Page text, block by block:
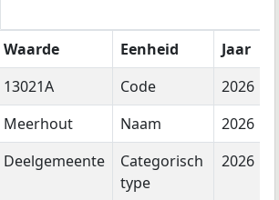
Waarde Eenheid
Jaar
13021A Code
2026
Meerhout Naam
2026
Deelgemeente
Categorisch
type
2026